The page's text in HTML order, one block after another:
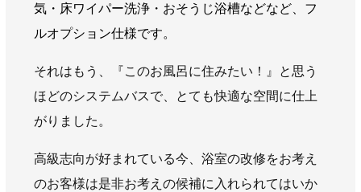
お問い合わせ
気・床ワイパー洗浄・おそうじ浴槽などなど、フ
ルオプション仕様です。
それはもう、『このお風呂に住みたい！』と思う
ほどのシステムバスで、とても快適な空間に仕上
がりました。
高級志向が好まれている今、浴室の改修をお考え
のお客様は是非お考えの候補に入れられてはいか